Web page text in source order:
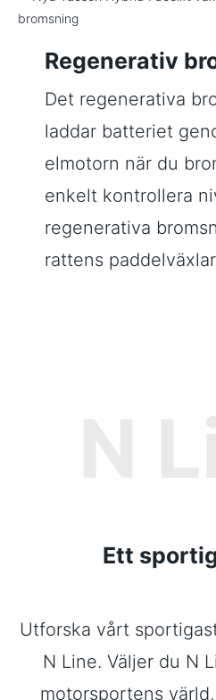
Regenerativ
Det regenerativa
laddar batteriet
elmotorn när du
enkelt kontrollera
regenerativa
rattens
Ett
Utforska vårt
N Line. Väljer du N
motorsportens